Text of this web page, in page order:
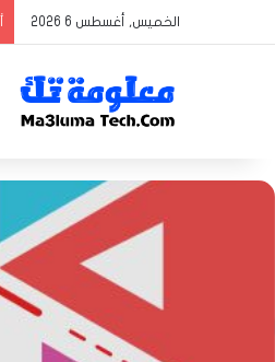
الخميس, أغسطس 6 2026